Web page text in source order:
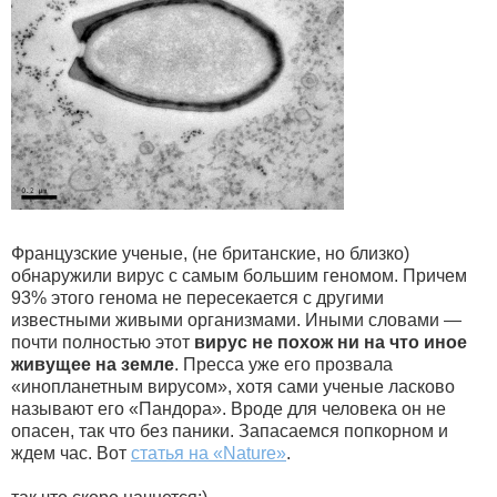
Французские ученые, (не британские, но близко)
обнаружили вирус с самым большим геномом. Причем
93% этого генома не пересекается с другими
известными живыми организмами. Иными словами —
почти полностью этот вирус не похож ни на что иное
живущее на земле. Пресса уже его прозвала
«инопланетным вирусом», хотя сами ученые ласково
называют его «Пандора». Вроде для человека он не
опасен, так что без паники. Запасаемся попкорном и
ждем час. Вот статья на «Nature».